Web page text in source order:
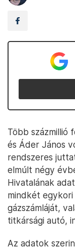
Több százmillió
és Áder János
rendszeres
elmúlt négy
Hivatalának
mindkét egykori
gázszámláját,
titkársági autó,
Az adatok